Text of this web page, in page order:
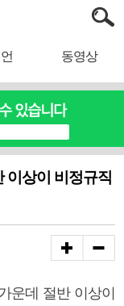
동영상
이상이 비정규직
운데 절반 이상이